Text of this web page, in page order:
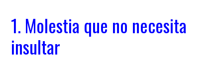
1. Molestia que no necesita
insultar